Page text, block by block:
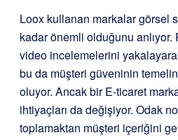
Loox kullanan markalar görsel
kadar önemli olduğunu anlıyor.
video incelemelerini
bu da müşteri güveninin
oluyor. Ancak bir E-ticaret
ihtiyaçları da değişiyor. Odak
toplamaktan müşteri içeriğini